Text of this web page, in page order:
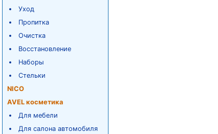
Уход
Пропитка
Очистка
Восстановление
Наборы
Стельки
NICO
AVEL косметика
Для мебели
Для салона автомобиля